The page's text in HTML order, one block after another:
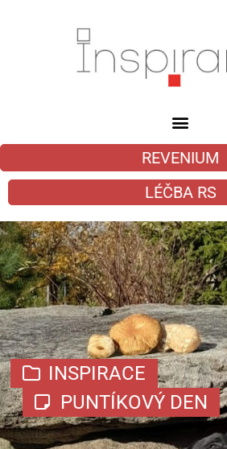
REVENIUM
LÉČBA RS
INSPIRACE
PUNTÍKOVÝ DEN